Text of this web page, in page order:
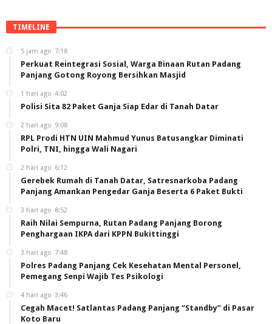
TIMELINE
5 jam ago 7:18
Perkuat Reintegrasi Sosial, Warga Binaan Rutan Padang
Panjang Gotong Royong Bersihkan Masjid
1 hari ago 4:02
Polisi Sita 82 Paket Ganja Siap Edar di Tanah Datar
2 hari ago 9:08
RPL Prodi HTN UIN Mahmud Yunus Batusangkar Diminati
Polri, TNI, hingga Wali Nagari
2 hari ago 6:12
Gerebek Rumah di Tanah Datar, Satresnarkoba Padang
Panjang Amankan Pengedar Ganja Beserta 6 Paket Bukti
3 hari ago 8:52
Raih Nilai Sempurna, Rutan Padang Panjang Borong
Penghargaan IKPA dari KPPN Bukittinggi
3 hari ago 7:48
Polres Padang Panjang Cek Kesehatan Mental Personel,
Pemegang Senpi Wajib Tes Psikologi
4 hari ago 3:46
Cegah Macet! Satlantas Padang Panjang “Standby” di Pasar
Koto Baru